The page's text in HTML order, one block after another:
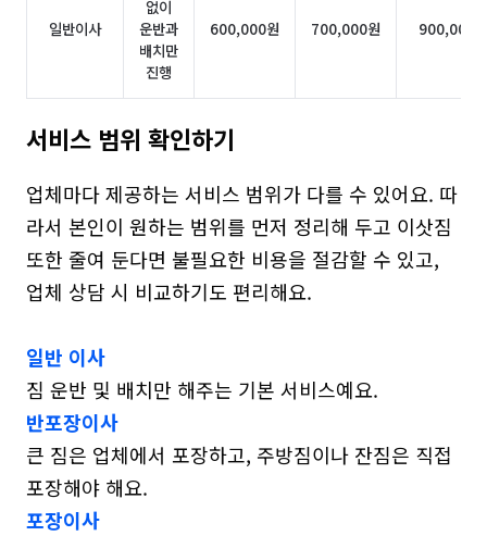
일반이사
없이
운반과
배치만
진행
600,000원 700,000원 900,000원
서비스 범위 확인하기
업체마다 제공하는 서비스 범위가 다를 수 있어요. 따
라서 본인이 원하는 범위를 먼저 정리해 두고 이삿짐
또한 줄여 둔다면 불필요한 비용을 절감할 수 있고,
업체 상담 시 비교하기도 편리해요.
일반 이사
반포장이사
큰 짐은 업체에서 포장하고, 주방짐이나 잔짐은 직접
포장이사